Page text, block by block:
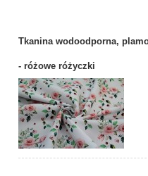
Tkanina wodoodporna,
- różowe różyczki